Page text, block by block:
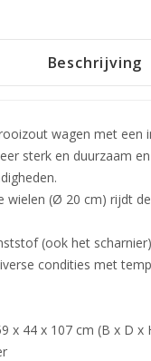
Beschrijving
wagen met een
sterk en duurzaam
wielen (Ø 20 cm) rijdt
(ook het
condities met
x 44 x 107 cm (B x D x